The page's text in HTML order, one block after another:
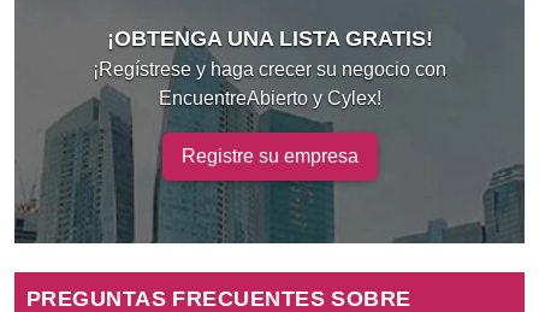
¡OBTENGA UNA LISTA GRATIS!
¡Regístrese y haga crecer su negocio con
EncuentreAbierto y Cylex!
Registre su empresa
PREGUNTAS FRECUENTES SOBRE